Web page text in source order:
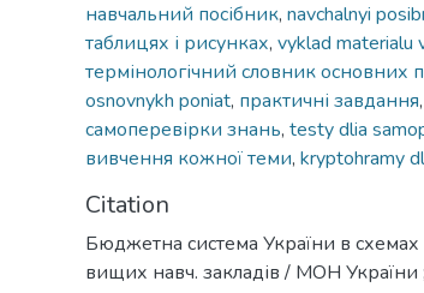
навчальний посібник, navchalnyi
таблицях і рисунках, vyklad materialu
термінологічний словник основних
osnovnykh poniat, практичні завдання,
самоперевірки знань, testy dlia
вивчення кожної теми, kryptohramy
Citation
Бюджетна система України в схемах
вищих навч. закладів / МОН